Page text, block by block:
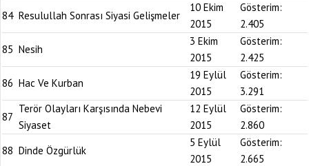
84 Resulullah Sonrası Siyasi Gelişmeler
10 Ekim
2015
Gösterim:
2.405
85 Nesih
3 Ekim
2015
Gösterim:
2.425
86 Hac Ve Kurban
19 Eylül
2015
Gösterim:
3.291
87
Terör Olayları Karşısında Nebevi
Siyaset
12 Eylül
2015
Gösterim:
2.860
88 Dinde Özgürlük
5 Eylül
2015
Gösterim:
2.665